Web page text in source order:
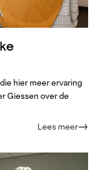
hier meer ervaring
Giessen over de
Lees meer